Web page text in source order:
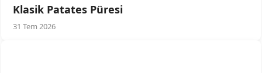
Klasik Patates Püresi
31 Tem 2026